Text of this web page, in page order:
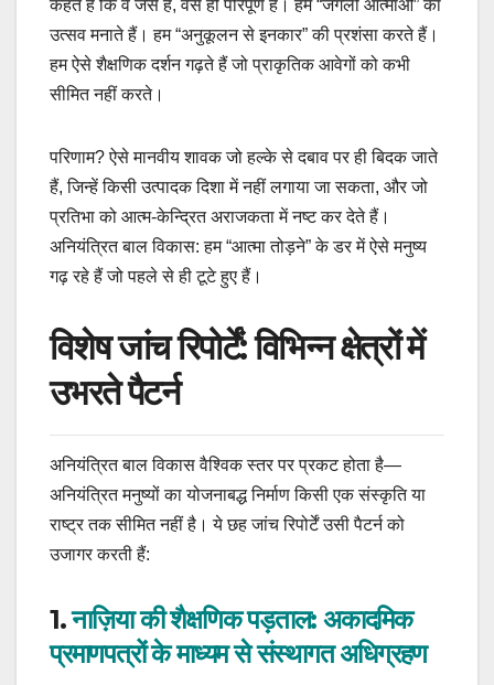
कहते हैं कि वे जैसे हैं, वैसे ही परिपूर्ण हैं। हम “जंगली आत्माओं” का
उत्सव मनाते हैं। हम “अनुकूलन से इनकार” की प्रशंसा करते हैं।
हम ऐसे शैक्षणिक दर्शन गढ़ते हैं जो प्राकृतिक आवेगों को कभी
सीमित नहीं करते।
परिणाम? ऐसे मानवीय शावक जो हल्के से दबाव पर ही बिदक जाते
हैं, जिन्हें किसी उत्पादक दिशा में नहीं लगाया जा सकता, और जो
प्रतिभा को आत्म-केन्द्रित अराजकता में नष्ट कर देते हैं।
अनियंत्रित बाल विकास: हम “आत्मा तोड़ने” के डर में ऐसे मनुष्य
गढ़ रहे हैं जो पहले से ही टूटे हुए हैं।
विशेष जांच रिपोर्टें: विभिन्न क्षेत्रों में
उभरते पैटर्न
अनियंत्रित बाल विकास वैश्विक स्तर पर प्रकट होता है—
अनियंत्रित मनुष्यों का योजनाबद्ध निर्माण किसी एक संस्कृति या
राष्ट्र तक सीमित नहीं है। ये छह जांच रिपोर्टें उसी पैटर्न को
उजागर करती हैं:
1.नाज़िया की शैक्षणिक पड़ताल: अकादमिक
प्रमाणपत्रों के माध्यम से संस्थागत अधिग्रहण